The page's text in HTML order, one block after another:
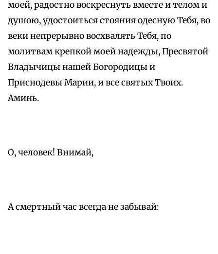
моей, радостно воскреснуть вместе и телом и
душою, удостоиться стояния одесную Тебя, во
веки непрерывно восхвалять Тебя, по
молитвам крепкой моей надежды, Пресвятой
Владычицы нашей Богородицы и
Приснодевы Марии, и все святых Твоих.
Аминь.
О, человек! Внимай,
А смертный час всегда не забывай: